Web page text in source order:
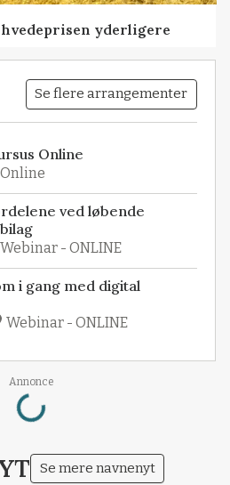
yderligere
Se flere arrangementer
Online
Online
ved løbende
Webinar - ONLINE
i gang med digital
Webinar - ONLINE
Annonce
Loading...
Se mere navnenyt